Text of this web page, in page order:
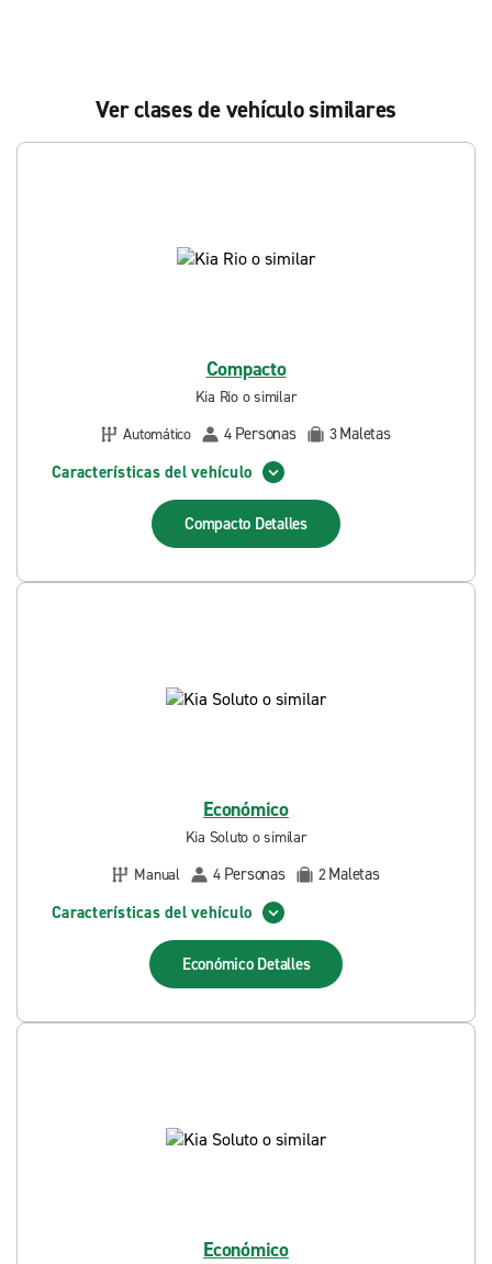
Ver clases de vehículo similares
Compacto
Kia Rio o similar
Automático
4 Personas 3Maletas
Características del vehículo
Compacto Detalles
Económico
Kia Soluto o similar
Manual
4 Personas 2Maletas
Características del vehículo
Económico Detalles
Económico